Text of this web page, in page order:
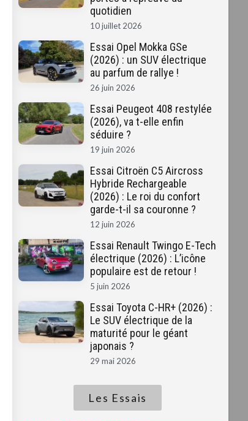
quotidien
10 juillet 2026
Essai Opel Mokka GSe
(2026) : un SUV électrique
au parfum de rallye !
26 juin 2026
Essai Peugeot 408 restylée
(2026), va t-elle enfin
séduire ?
19 juin 2026
Essai Citroën C5 Aircross
Hybride Rechargeable
(2026) : Le roi du confort
garde-t-il sa couronne ?
12 juin 2026
Essai Renault Twingo E-Tech
électrique (2026) : L’icône
populaire est de retour !
5 juin 2026
Essai Toyota C-HR+ (2026) :
Le SUV électrique de la
maturité pour le géant
japonais ?
29 mai 2026
Les Essais